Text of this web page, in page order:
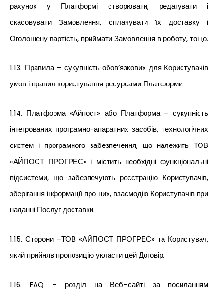
рахунок у Платформі створювати, редагувати і
скасовувати Замовлення, сплачувати їх доставку і
Оголошену вартість, приймати Замовлення в роботу, тощо.
1.13. Правила – сукупність обов’язкових для Користувачів
умов і правил користування ресурсами Платформи.
1.14. Платформа «Айпост» або Платформа – сукупність
інтегрованих програмно-апаратних засобів, технологічних
систем і програмного забезпечення, що належить ТОВ
«АЙПОСТ ПРОГРЕС» і містить необхідні функціональні
підсистеми, що забезпечують реєстрацію Користувачів,
зберігання інформації про них, взаємодію Користувачів при
наданні Послуг доставки.
1.15. Сторони –ТОВ «АЙПОСТ ПРОГРЕС» та Користувач,
який прийняв пропозицію укласти цей Договір.
1.16. FAQ – розділ на Веб–сайті за посиланням